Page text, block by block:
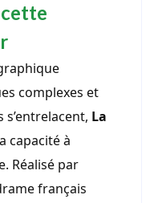
cette
complexes et
La
capacité à
Réalisé par
français